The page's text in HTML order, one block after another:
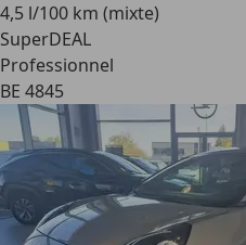
4,5 l/100 km (mixte)
SuperDEAL
Professionnel
BE 4845